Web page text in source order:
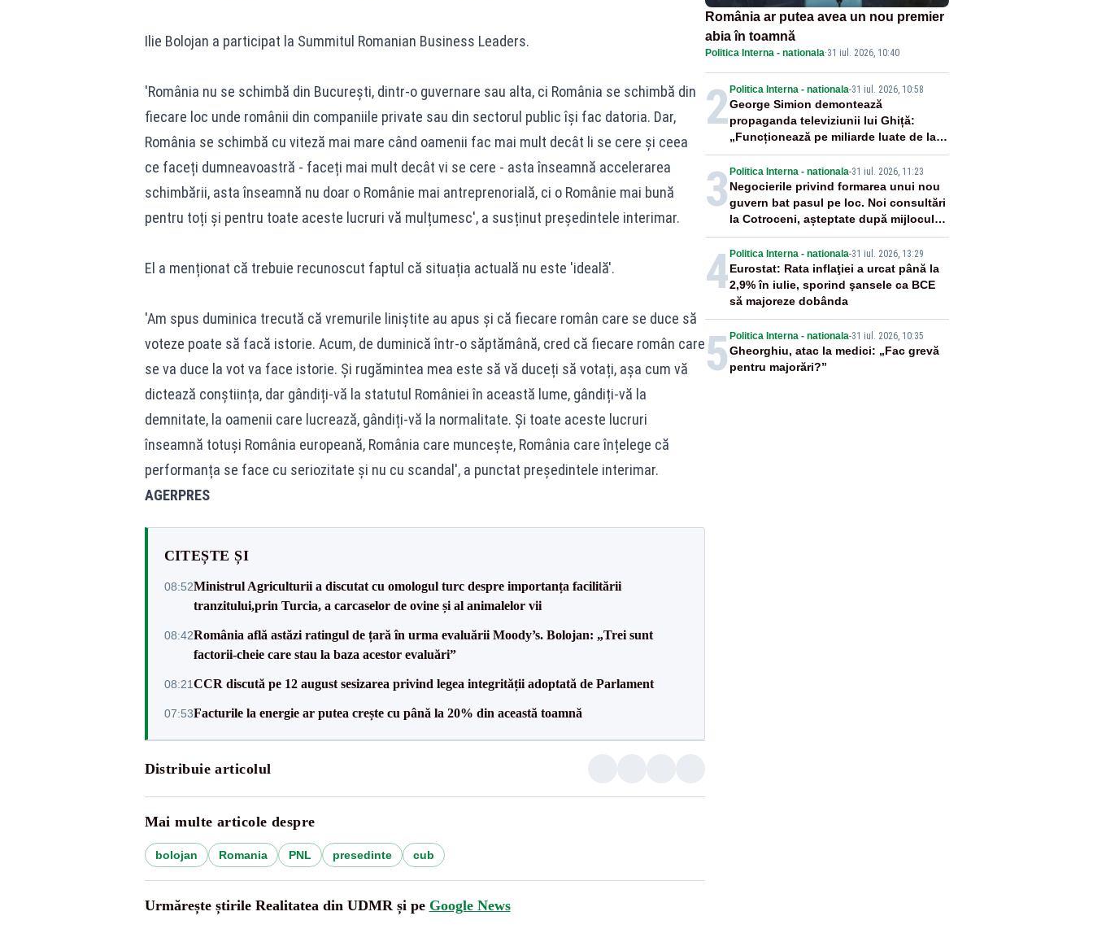
Ilie Bolojan a participat la Summitul Romanian Business Leaders.
'România nu se schimbă din București, dintr-o guvernare sau alta, ci România se schimbă din
fiecare loc unde românii din companiile private sau din sectorul public își fac datoria. Dar,
România se schimbă cu viteză mai mare când oamenii fac mai mult decât li se cere și ceea
ce faceți dumneavoastră - faceți mai mult decât vi se cere - asta înseamnă accelerarea
schimbării, asta înseamnă nu doar o Românie mai antreprenorială, ci o Românie mai bună
pentru toți și pentru toate aceste lucruri vă mulțumesc', a susținut președintele interimar.
El a menționat că trebuie recunoscut faptul că situația actuală nu este 'ideală'.
'Am spus duminica trecută că vremurile liniștite au apus și că fiecare român care se duce să
voteze poate să facă istorie. Acum, de duminică într-o săptămână, cred că fiecare român care
se va duce la vot va face istorie. Și rugămintea mea este să vă duceți să votați, așa cum vă
dictează conștiința, dar gândiți-vă la statutul României în această lume, gândiți-vă la
demnitate, la oamenii care lucrează, gândiți-vă la normalitate. Și toate aceste lucruri
înseamnă totuși România europeană, România care muncește, România care înțelege că
performanța se face cu seriozitate și nu cu scandal', a punctat președintele interimar.
AGERPRES
CITEȘTE ȘI
08:52Ministrul Agriculturii a discutat cu omologul turc despre importanța facilitării
tranzitului,prin Turcia, a carcaselor de ovine și al animalelor vii
08:42România află astăzi ratingul de țară în urma evaluării Moody’s. Bolojan: „Trei sunt
factorii-cheie care stau la baza acestor evaluări”
08:21CCR discută pe 12 august sesizarea privind legea integrității adoptată de Parlament
07:53Facturile la energie ar putea crește cu până la 20% din această toamnă
Distribuie articolul
Mai multe articole despre
bolojan Romania PNL presedinte cub
Urmărește știrile Realitatea din UDMR și pe Google News
România ar putea avea un nou premier
abia în toamnă
Politica Interna - nationala·31 iul. 2026, 10:40
2 Politica Interna - nationala-31 iul. 2026, 10:58
George Simion demontează
propaganda televiziunii lui Ghiță:
„Funcționează pe miliarde luate de la
români”
3 Politica Interna - nationala-31 iul. 2026, 11:23
Negocierile privind formarea unui nou
guvern bat pasul pe loc. Noi consultări
la Cotroceni, așteptate după mijlocul
lunii august -SURSE
4 Politica Interna - nationala-31 iul. 2026, 13:29
Eurostat: Rata inflaţiei a urcat până la
2,9% în iulie, sporind şansele ca BCE
să majoreze dobânda
5 Politica Interna - nationala-31 iul. 2026, 10:35
Gheorghiu, atac la medici: „Fac grevă
pentru majorări?”